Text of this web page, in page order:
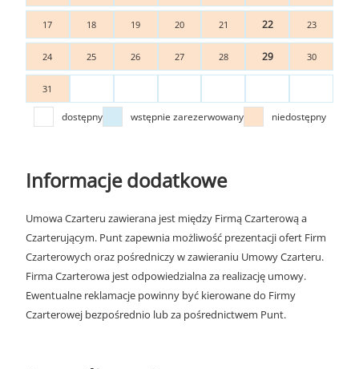
17 18 19 20 21 22 23
24 25 26 27 28 29 30
31
dostępny wstępnie zarezerwowany niedostępny
Informacje dodatkowe
Umowa Czarteru zawierana jest między Firmą Czarterową a
Czarterującym. Punt zapewnia możliwość prezentacji ofert Firm
Czarterowych oraz pośredniczy w zawieraniu Umowy Czarteru.
Firma Czarterowa jest odpowiedzialna za realizację umowy.
Ewentualne reklamacje powinny być kierowane do Firmy
Czarterowej bezpośrednio lub za pośrednictwem Punt.